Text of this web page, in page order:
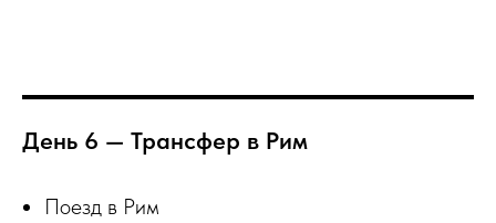
День 6 — Трансфер в Рим
Поезд в Рим